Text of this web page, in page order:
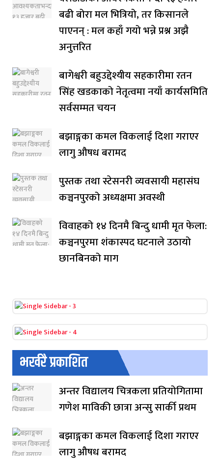
बढी बोरा मल भित्रियो, तर किसानले
पाएनन् : मल कहाँ गयो भन्ने प्रश्न अझै
अनुत्तरित
बागेश्वरी बहुउद्देश्यीय सहकारीमा रतन
सिंह खडकाको नेतृत्वमा नयाँ कार्यसमिति
सर्वसम्मत चयन
बझाङ्गका कमल विकलाई दिशा गराएर
लागु औषध बरामद
पुस्तक तथा स्टेसनरी व्यवसायी महासंघ
कञ्चनपुरको अध्यक्षमा अवस्थी
विवाहको १४ दिनमै बिन्दु धामी मृत फेला:
कञ्चनपुरमा शंकास्पद घटनाले उठायो
छानबिनको माग
भर्खरै प्रकाशित
अन्तर विद्यालय चित्रकला प्रतियोगितामा
गणेश माविकी छात्रा अन्सु सार्की प्रथम
बझाङ्गका कमल विकलाई दिशा गराएर
लागु औषध बरामद